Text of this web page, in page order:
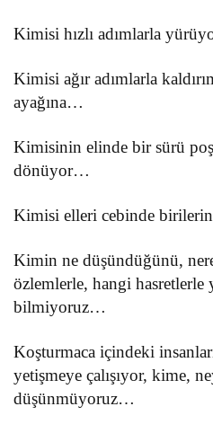
Kimisi hızlı adımlarla
Kimisi ağır adımlarla
ayağına…
Kimisinin elinde bir sürü
dönüyor…
Kimisi elleri cebinde
Kimin ne düşündüğünü,
özlemlerle, hangi
bilmiyoruz…
Koşturmaca içindeki
yetişmeye çalışıyor, kime,
düşünmüyoruz…